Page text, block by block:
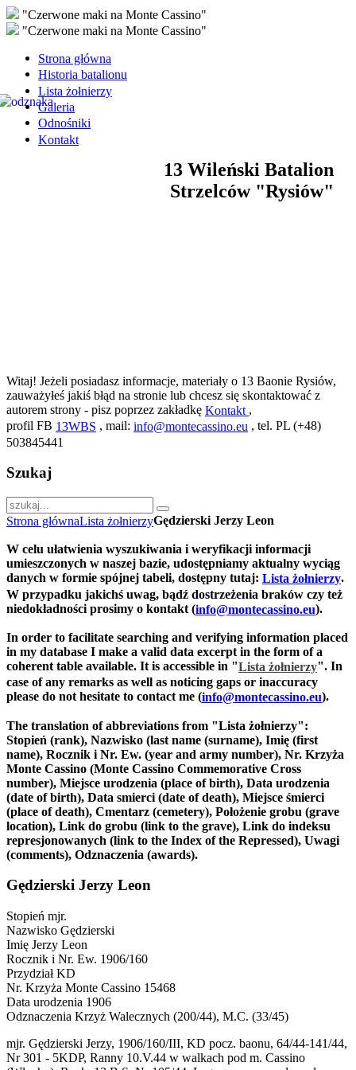
"Czerwone maki na Monte Cassino"
"Czerwone maki na Monte Cassino"
Strona główna
Historia batalionu
Lista żołnierzy
Galeria
Odnośniki
Kontakt
13 Wileński Batalion
Strzelców "Rysiów"
Witaj! Jeżeli posiadasz informacje, materiały o 13 Baonie Rysiów,
zauważyłeś jakiś błąd na stronie lub chcesz się skontaktować z
autorem strony - pisz poprzez zakładkę Kontakt ,
profil FB 13WBS , mail: info@montecassino.eu , tel. PL (+48)
503845441
Szukaj
Strona głównaLista żołnierzyGędzierski Jerzy Leon
W celu ułatwienia wyszukiwania i weryfikacji informacji
umieszczonych w naszej bazie, udostępniamy aktualny wyciąg
danych w formie spójnej tabeli, dostępny tutaj: Lista żołnierzy.
W przypadku jakichś uwag, bądź dostrzeżenia braków czy też
niedokładności prosimy o kontakt (info@montecassino.eu).
In order to facilitate searching and verifying information placed
in my database I make a valid data excerpt in the form of a
coherent table available. It is accessible in "Lista żołnierzy". In
case of any remarks as well as noticing gaps or inaccuracy
please do not hesitate to contact me (info@montecassino.eu).
The translation of abbreviations from "Lista żołnierzy":
Stopień (rank), Nazwisko (last name (surname), Imię (first
name), Rocznik i Nr. Ew. (year and army number), Nr. Krzyża
Monte Cassino (Monte Cassino Commemorative Cross
number), Miejsce urodzenia (place of birth), Data urodzenia
(date of birth), Data smierci (date of death), Miejsce śmierci
(place of death), Cmentarz (cemetery), Położenie grobu (grave
location), Link do grobu (link to the grave), Link do indeksu
represjonowanych (link to the Index of the Repressed), Uwagi
(comments), Odznaczenia (awards).
Gędzierski Jerzy Leon
Stopień mjr.
Nazwisko Gędzierski
Imię Jerzy Leon
Rocznik i Nr. Ew. 1906/160
Przydział KD
Nr. Krzyża Monte Cassino 15468
Data urodzenia 1906
Odznaczenia Krzyż Walecznych (200/44), M.C. (33/45)
mjr. Gędzierski Jerzy, 1906/160/III, KD pocz. baonu, 64/44-141/44,
Nr 301 - 5KDP, Ranny 10.V.44 w walkach pod m. Cassino